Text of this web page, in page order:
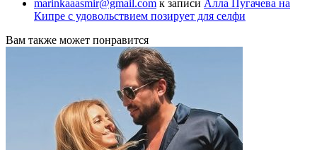
marinkaaasmir@gmail.com к записи Алла Пугачева на
Кипре с удовольствием позирует для селфи
Вам также может понравится